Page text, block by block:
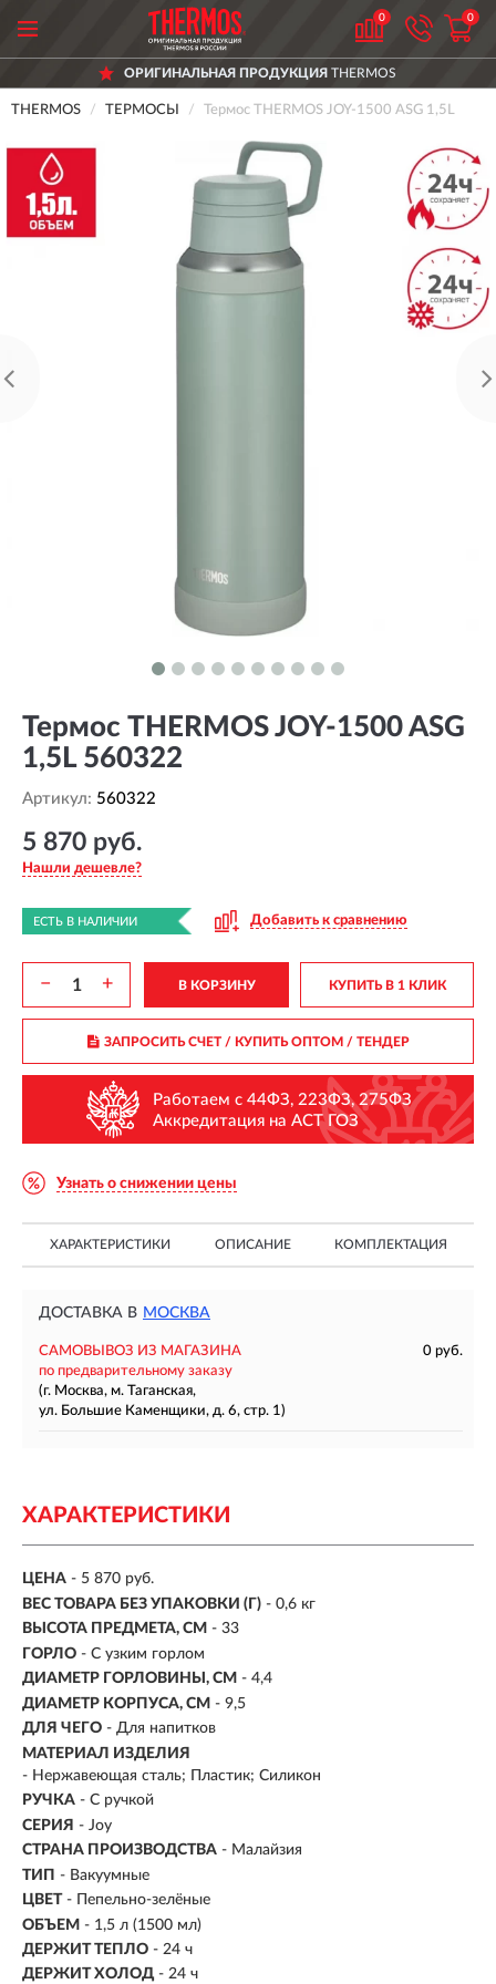
0 0
ОРИГИНАЛЬНАЯ ПРОДУКЦИЯ THERMOS
THERMOS ТЕРМОСЫ Термос THERMOS JOY-1500 ASG 1,5L
Термос THERMOS JOY-1500 ASG
1,5L 560322
Артикул: 560322
5 870 руб.
Нашли дешевле?
ЕСТЬ В НАЛИЧИИ Добавить к сравнению
− + В КОРЗИНУ КУПИТЬ В 1 КЛИК
ЗАПРОСИТЬ СЧЕТ / КУПИТЬ ОПТОМ/ ТЕНДЕР
Работаем с 44ФЗ, 223ФЗ, 275ФЗ
Аккредитация на АСТ ГОЗ
Узнать о снижении цены
ХАРАКТЕРИСТИКИ ОПИСАНИЕ КОМПЛЕКТАЦИЯ
ДОСТАВКА В МОСКВА
САМОВЫВОЗ ИЗ МАГАЗИНА
0 руб.
по предварительному заказу
(г. Москва, м. Таганская,
ул. Большие Каменщики, д. 6, стр. 1)
ХАРАКТЕРИСТИКИ
ЦЕНА - 5 870 руб.
ВЕС ТОВАРА БЕЗ УПАКОВКИ (Г) - 0,6 кг
ВЫСОТА ПРЕДМЕТА, СМ - 33
ГОРЛО - С узким горлом
ДИАМЕТР ГОРЛОВИНЫ, СМ - 4,4
ДИАМЕТР КОРПУСА, СМ - 9,5
ДЛЯ ЧЕГО - Для напитков
МАТЕРИАЛ ИЗДЕЛИЯ
- Нержавеющая сталь; Пластик; Силикон
РУЧКА - С ручкой
СЕРИЯ - Joy
СТРАНА ПРОИЗВОДСТВА - Малайзия
ТИП - Вакуумные
ЦВЕТ - Пепельно-зелёные
ОБЪЕМ - 1,5 л (1500 мл)
ДЕРЖИТ ТЕПЛО - 24 ч
ДЕРЖИТ ХОЛОД - 24 ч